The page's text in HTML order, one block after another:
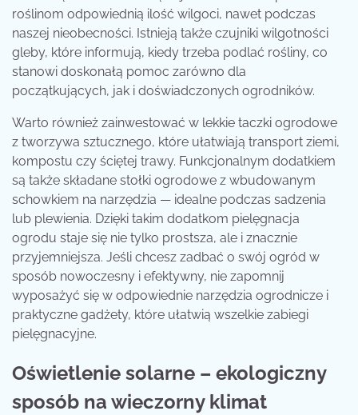
roślinom odpowiednią ilość wilgoci, nawet podczas
naszej nieobecności. Istnieją także czujniki wilgotności
gleby, które informują, kiedy trzeba podlać rośliny, co
stanowi doskonałą pomoc zarówno dla
początkujących, jak i doświadczonych ogrodników.
Warto również zainwestować w lekkie taczki ogrodowe
z tworzywa sztucznego, które ułatwiają transport ziemi,
kompostu czy ściętej trawy. Funkcjonalnym dodatkiem
są także składane stołki ogrodowe z wbudowanym
schowkiem na narzędzia — idealne podczas sadzenia
lub plewienia. Dzięki takim dodatkom pielęgnacja
ogrodu staje się nie tylko prostsza, ale i znacznie
przyjemniejsza. Jeśli chcesz zadbać o swój ogród w
sposób nowoczesny i efektywny, nie zapomnij
wyposażyć się w odpowiednie narzędzia ogrodnicze i
praktyczne gadżety, które ułatwią wszelkie zabiegi
pielęgnacyjne.
Oświetlenie solarne – ekologiczny
sposób na wieczorny klimat